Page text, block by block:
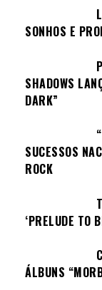
SONHOS E
SHADOWS
DARK”
SUCESSOS
ROCK
‘PRELUDE TO
ÁLBUNS